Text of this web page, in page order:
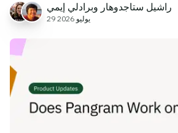
راشيل ستاجدوهار وبرادلي إيمي
29 يوليو 2026